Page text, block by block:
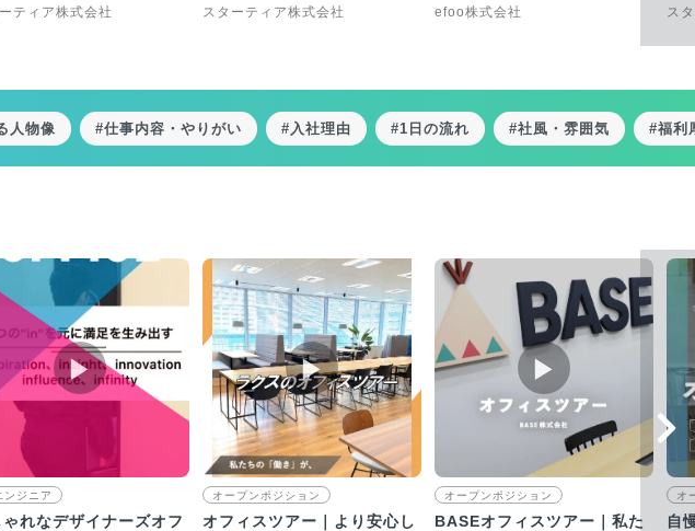
になって考え、導きま
ティア株式会社
やちゃぶ台があります！
スターティア株式会社
ドで求める人を語る…はず
efoo株式会社
か
ス
人物像 #仕事内容・やりがい #入社理由 #1日の流れ #社風・雰囲気 #福利
▶︎
ンジニア
ゃれなデザイナーズオフ
▶︎
オープンポジション
オフィスツアー｜より安心し
▶︎
オープンポジション
BASEオフィスツアー｜私た
オ
自